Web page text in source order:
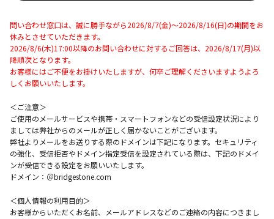
問い合わせ窓口は、誠に勝手ながら2026/8/7(金)～2026/8/16(日)の期間をお
休みとさせていただきます。
2026/8/6(木)17:00以降のお問い合わせに対するご回答は、2026/8/17(月)以
降順次となります。
お客様にはご不便をお掛けいたしますが、何卒ご理解くださいますようよろ
しくお願いいたします。
＜ご注意＞
ご使用のメールサービスや携帯・スマートフォンなどの受信設定状況により
ましては弊社からのメールが正しく届かないことがございます。
弊社よりメールをお送りする際のドメインは下記になります。セキュリティ
の強化、受信拒否やドメイン指定受信を設定されている際は、下記のドメイ
ンが受信できる設定をお願いいたします。
ドメイン：＠bridgestone.com
＜個人情報の利用目的＞
お客様からいただくお名前、メールアドレスなどのご連絡の内容につきまし